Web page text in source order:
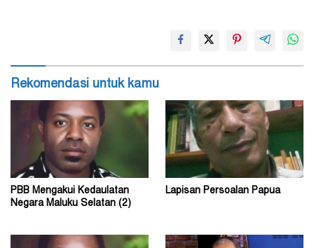
Rekomendasi untuk kamu
PBB Mengakui Kedaulatan
Negara Maluku Selatan (2)
Lapisan Persoalan Papua